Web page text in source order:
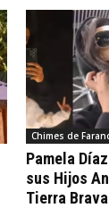
Chimes de
Pamela
sus Hijos
Tierra Brava